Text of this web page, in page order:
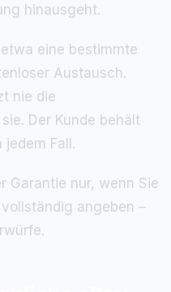
hinausgeht.
eine bestimmte
Austausch.
nie die
Der Kunde behält
Fall.
Garantie nur, wenn Sie
angeben –